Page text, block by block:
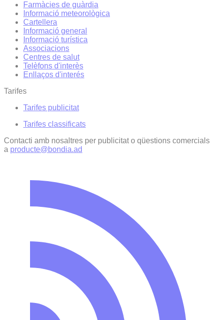
Farmàcies de guàrdia
Informació meteorològica
Cartellera
Informació general
Informació turística
Associacions
Centres de salut
Telèfons d'interès
Enllaços d'interés
Tarifes
Tarifes publicitat
Tarifes classificats
Contacti amb nosaltres per publicitat o qüestions comercials
a producte@bondia.ad